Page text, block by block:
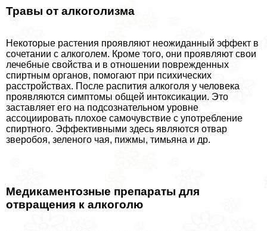
Травы от алкоголизма
Некоторые растения проявляют неожиданный эффект в
сочетании с алкоголем. Кроме того, они проявляют свои
лечебные свойства и в отношении поврежденных
спиртным органов, помогают при психических
расстройствах. После распития алкоголя у человека
проявляются симптомы общей интоксикации. Это
заставляет его на подсознательном уровне
ассоциировать плохое самочувствие с употрeбление
спиртного. Эффективными здесь являются отвар
зверобоя, зеленого чая, пижмы, тимьяна и др.
Медикаментозные препараты для
отвращения к алкоголю